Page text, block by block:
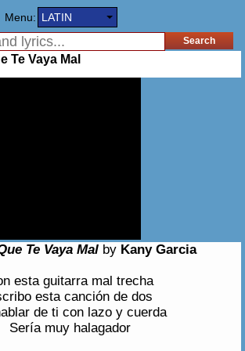
Menu: LATIN
Te Vaya Mal
Te Vaya Mal by Kany Garcia
esta guitarra mal trecha
esta canción de dos
de ti con lazo y cuerda
Sería muy halagador